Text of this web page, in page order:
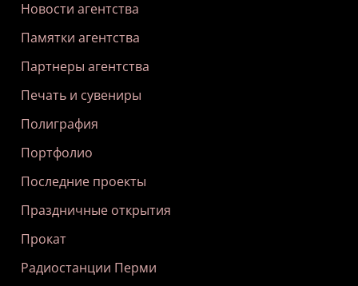
Новости агентства
Памятки агентства
Партнеры агентства
Печать и сувениры
Полиграфия
Портфолио
Последние проекты
Праздничные открытия
Прокат
Радиостанции Перми